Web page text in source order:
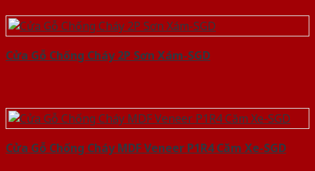
Cửa Gỗ Chống Cháy 2P Sơn Xám-SGD
Cửa Gỗ Chống Cháy MDF Veneer P1R4 Căm Xe-SGD